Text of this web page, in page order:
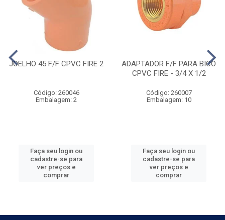
JOELHO 45 F/F CPVC FIRE 2
Código: 260046
Embalagem: 2
Faça seu login ou
cadastre-se para
ver preços e
comprar
ADAPTADOR F/F PARA BICO
CPVC FIRE - 3/4 X 1/2
Código: 260007
Embalagem: 10
Faça seu login ou
cadastre-se para
ver preços e
comprar